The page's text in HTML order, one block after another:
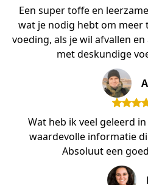
Een super toffe en
wat je nodig hebt om meer
voeding, als je wil afvallen
met deskundige
Wat heb ik veel geleerd
waardevolle informatie
Absoluut een